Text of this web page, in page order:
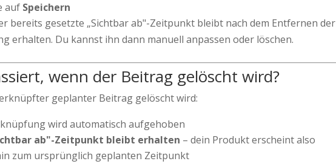
auf Speichern
bereits gesetzte „Sichtbar ab"-Zeitpunkt bleibt nach dem Entfernen der
erhalten. Du kannst ihn dann manuell anpassen oder löschen.
wenn der Beitrag gelöscht wird?
geplanter Beitrag gelöscht wird:
wird automatisch aufgehoben
ab"-Zeitpunkt bleibt erhalten – dein Produkt erscheint also
zum ursprünglich geplanten Zeitpunkt